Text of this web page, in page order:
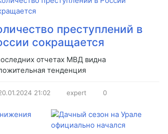
преступлений в
сокращается
отчетах МВД видна
тенденция
21:02 expert 0